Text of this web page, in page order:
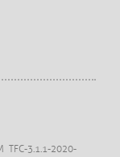
TFC-3.1.1-2020-